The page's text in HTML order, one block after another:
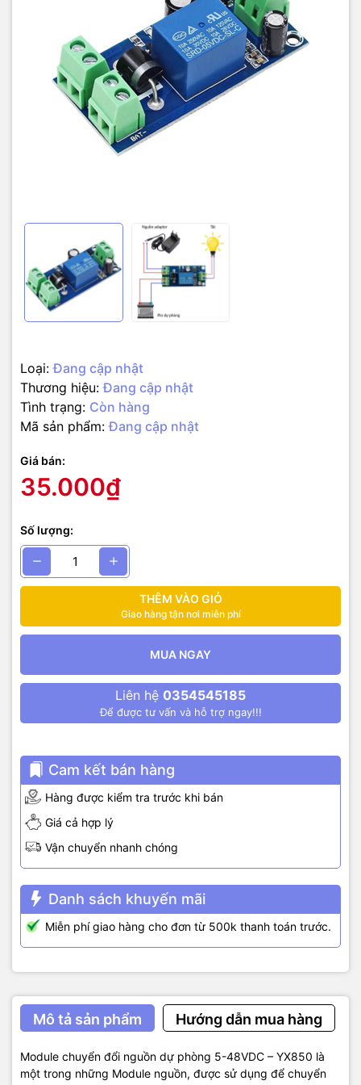
Loại: Đang cập nhật
Thương hiệu: Đang cập nhật
Tình trạng: Còn hàng
Mã sản phẩm: Đang cập nhật
Giá bán:
35.000₫
Số lượng:
THÊM VÀO GIỎ
Giao hàng tận nơi miễn phí
MUA NGAY
Liên hệ 0354545185
Để được tư vấn và hỗ trợ ngay!!!
Cam kết bán hàng
Hàng được kiểm tra trước khi bán
Giá cả hợp lý
Vận chuyển nhanh chóng
Danh sách khuyến mãi
Miễn phí giao hàng cho đơn từ 500k thanh toán trước.
Mô tả sản phẩm Hướng dẫn mua hàng
Module chuyển đổi nguồn dự phòng 5-48VDC – YX850 là
một trong những Module nguồn, được sử dụng để chuyển
+Khi cấp nguồn adapter, tải sẽ sử dụng nguồn của adapter, không
sử dụng nguồn của pin
+Khi mất điện adapter không có điện mạch sẽ chuyển sang xài
nguồn của Pin, quá trình này diễn ra nhanh chóng không mất nhiều